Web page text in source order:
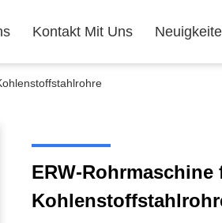
Kontakt Mit Uns
ERW-Rohrmaschine